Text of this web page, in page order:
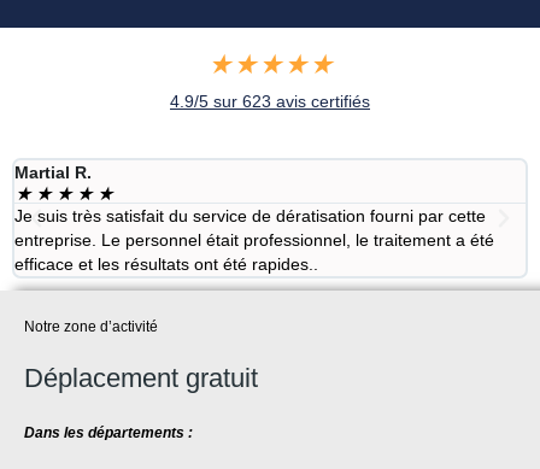
★★★★★
4.9/5 sur 623 avis certifiés
Martial R.
★ ★ ★ ★ ★
Je suis très satisfait du service de dératisation fourni par cette
entreprise. Le personnel était professionnel, le traitement a été
efficace et les résultats ont été rapides..
Notre zone d’activité
Déplacement gratuit
Dans les départements :